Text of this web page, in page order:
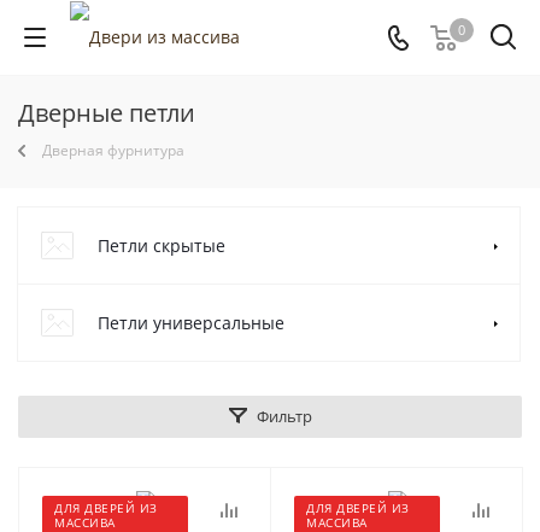
0
Дверные петли
Дверная фурнитура
Петли скрытые
Петли универсальные
Фильтр
ДЛЯ ДВЕРЕЙ ИЗ
МАССИВА
ДЛЯ ДВЕРЕЙ ИЗ
МАССИВА